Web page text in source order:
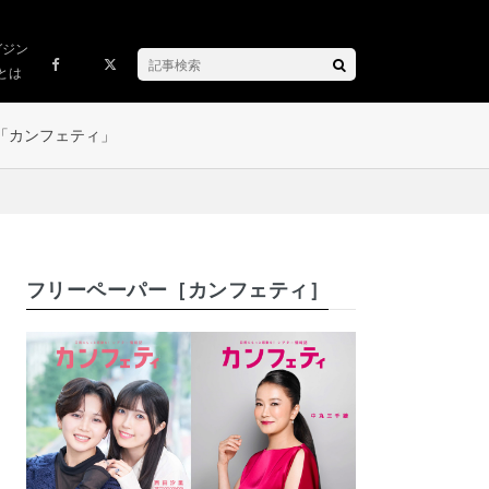
ン
は
ンフェティ」
フリーペーパー［カンフェティ］